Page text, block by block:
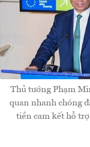
Thủ tướng Phạm
quan nhanh chóng
tiền cam kết hỗ